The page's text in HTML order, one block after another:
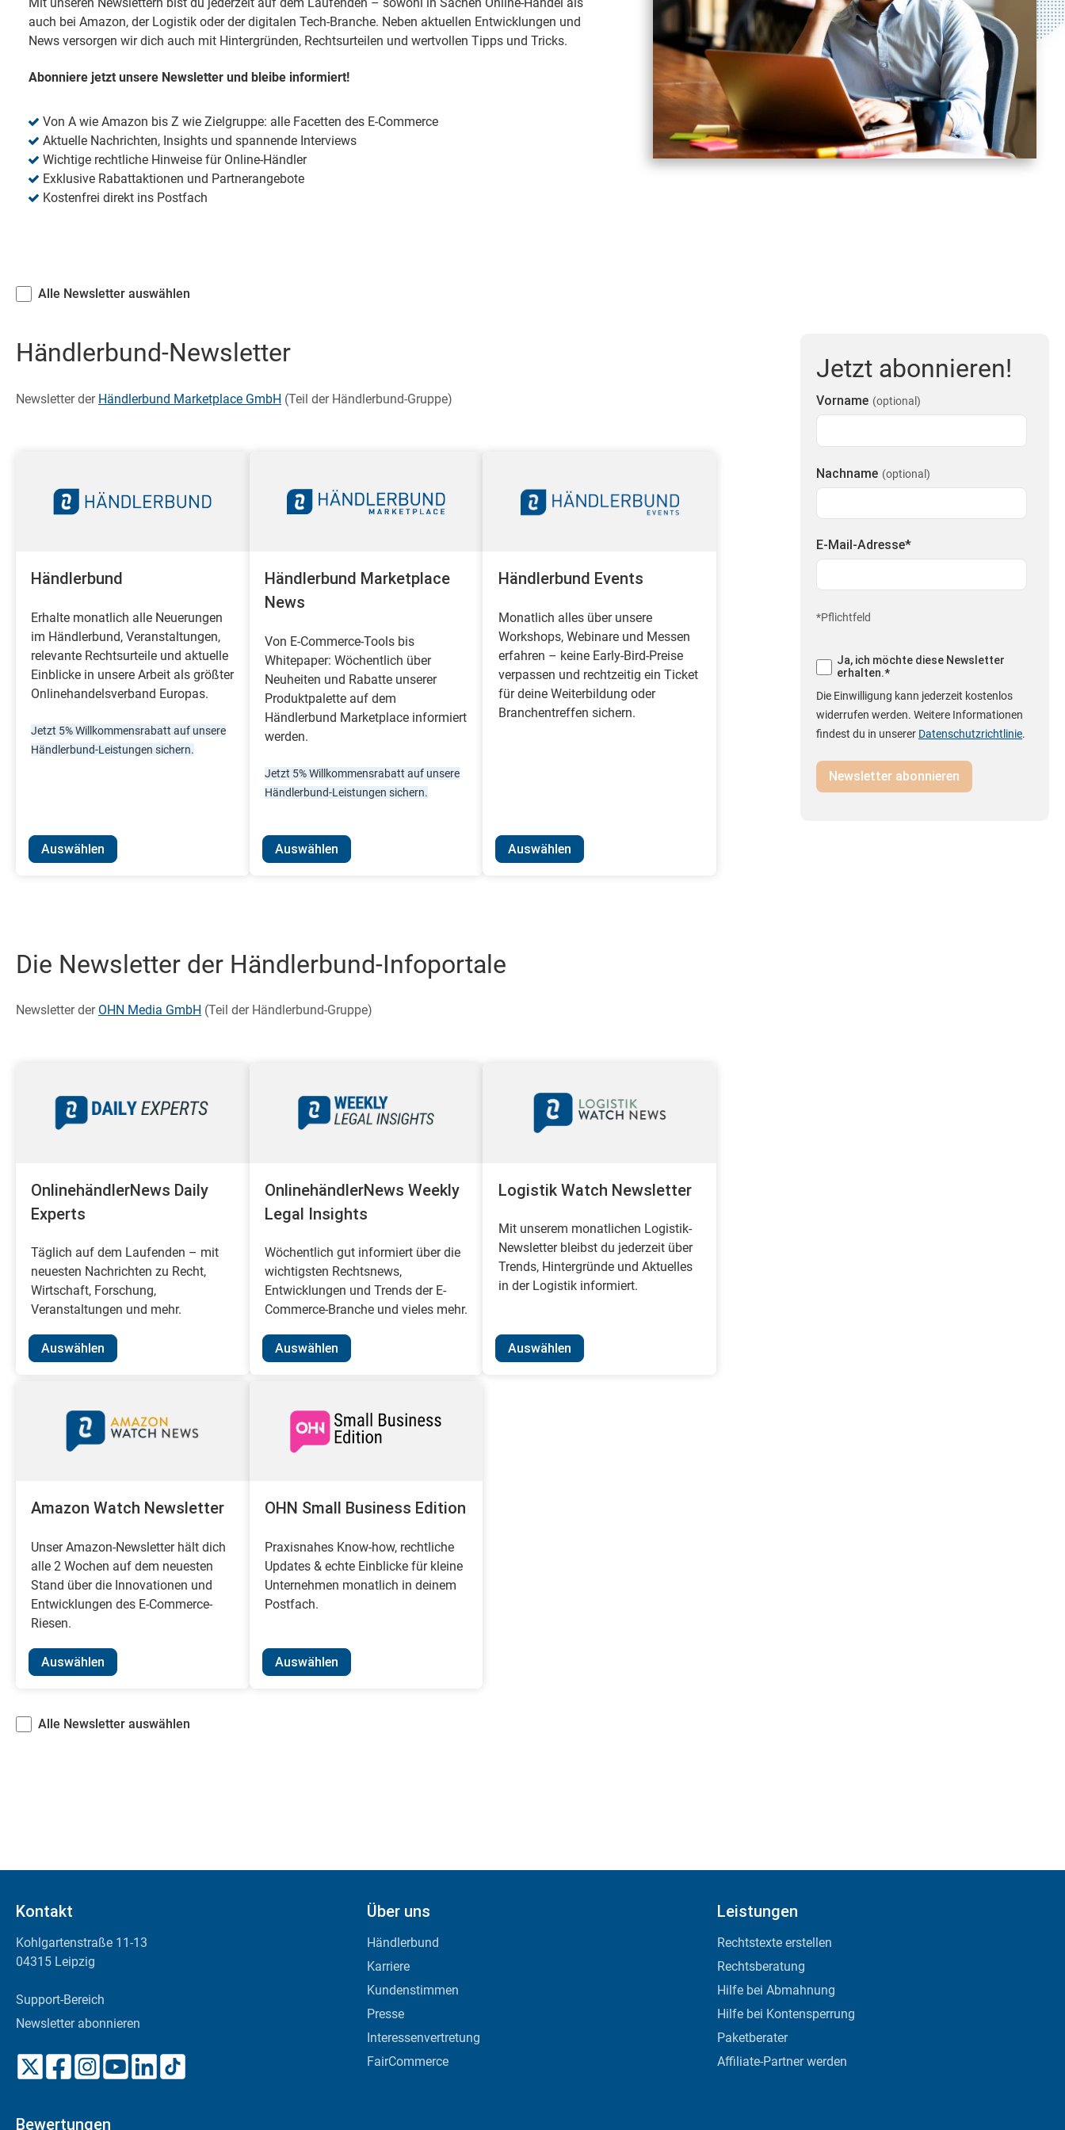
auch bei Amazon, der Logistik oder der digitalen Tech-Branche. Neben aktuellen Entwicklungen und
News versorgen wir dich auch mit Hintergründen, Rechtsurteilen und wertvollen Tipps und Tricks.
Abonniere jetzt unsere Newsletter und bleibe informiert!
Von A wie Amazon bis Z wie Zielgruppe: alle Facetten des E-Commerce
Aktuelle Nachrichten, Insights und spannende Interviews
Wichtige rechtliche Hinweise für Online-Händler
Exklusive Rabattaktionen und Partnerangebote
Kostenfrei direkt ins Postfach
Alle Newsletter auswählen
Händlerbund-Newsletter
Newsletter der Händlerbund Marketplace GmbH (Teil der Händlerbund-Gruppe)
Händlerbund
Erhalte monatlich alle Neuerungen
im Händlerbund, Veranstaltungen,
relevante Rechtsurteile und aktuelle
Einblicke in unsere Arbeit als größter
Onlinehandelsverband Europas.
Jetzt 5% Willkommensrabatt auf unsere
Händlerbund-Leistungen sichern.
Auswählen
Händlerbund Marketplace
News
Von E-Commerce-Tools bis
Whitepaper: Wöchentlich über
Neuheiten und Rabatte unserer
Produktpalette auf dem
Händlerbund Marketplace informiert
werden.
Jetzt 5% Willkommensrabatt auf unsere
Händlerbund-Leistungen sichern.
Auswählen
Händlerbund Events
Monatlich alles über unsere
Workshops, Webinare und Messen
erfahren – keine Early-Bird-Preise
verpassen und rechtzeitig ein Ticket
für deine Weiterbildung oder
Branchentreffen sichern.
Auswählen
Die Newsletter der Händlerbund-Infoportale
Newsletter der OHN Media GmbH (Teil der Händlerbund-Gruppe)
OnlinehändlerNews Daily
Experts
Täglich auf dem Laufenden – mit
neuesten Nachrichten zu Recht,
Wirtschaft, Forschung,
Veranstaltungen und mehr.
Auswählen
OnlinehändlerNews Weekly
Legal Insights
Wöchentlich gut informiert über die
wichtigsten Rechtsnews,
Entwicklungen und Trends der E-
Commerce-Branche und vieles mehr.
Auswählen
Logistik Watch Newsletter
Mit unserem monatlichen Logistik-
Newsletter bleibst du jederzeit über
Trends, Hintergründe und Aktuelles
in der Logistik informiert.
Auswählen
Amazon Watch Newsletter
Unser Amazon-Newsletter hält dich
alle 2 Wochen auf dem neuesten
Stand über die Innovationen und
Entwicklungen des E-Commerce-
Riesen.
Auswählen
OHN Small Business Edition
Praxisnahes Know-how, rechtliche
Updates & echte Einblicke für kleine
Unternehmen monatlich in deinem
Postfach.
Auswählen
Alle Newsletter auswählen
Jetzt abonnieren!
Vorname (optional)
Nachname (optional)
E-Mail-Adresse*
*Pflichtfeld
Ja, ich möchte diese Newsletter
erhalten.*
Die Einwilligung kann jederzeit kostenlos
widerrufen werden. Weitere Informationen
findest du in unserer Datenschutzrichtlinie.
Kontakt
Kohlgartenstraße 11-13
04315 Leipzig
Support-Bereich
Newsletter abonnieren
Über uns
Händlerbund
Karriere
Kundenstimmen
Presse
Interessenvertretung
FairCommerce
Leistungen
Rechtstexte erstellen
Rechtsberatung
Hilfe bei Abmahnung
Hilfe bei Kontensperrung
Paketberater
Affiliate-Partner werden
Bewertungen